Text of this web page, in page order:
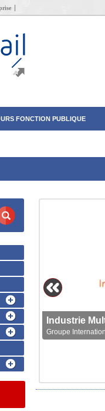
FONCTION PUBLIQUE
Groupe